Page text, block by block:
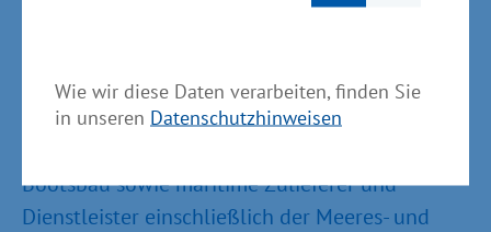
Wie wir diese Daten verarbeiten, finden Sie
in unseren Datenschutzhinweisen
Die maritime Industrie in Mecklenburg-
Bootsbau sowie maritime Zulieferer und
Dienstleister einschließlich der Meeres- und